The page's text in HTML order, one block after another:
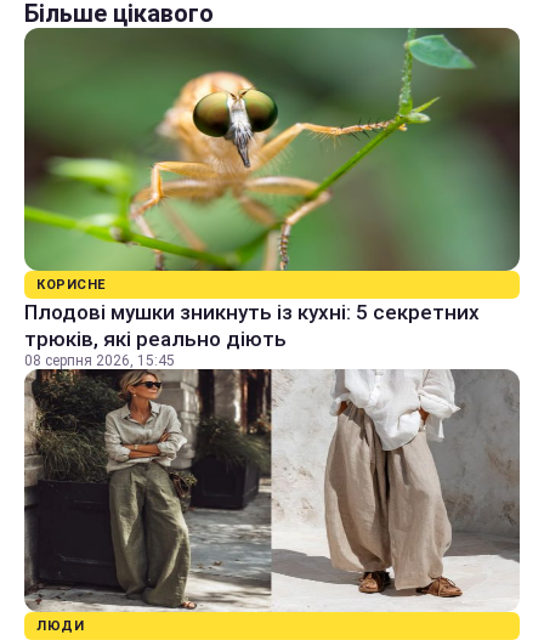
Більше цікавого
КОРИСНЕ
Плодові мушки зникнуть із кухні: 5 секретних
трюків, які реально діють
08 серпня 2026, 15:45
ЛЮДИ